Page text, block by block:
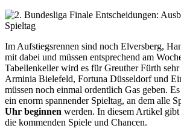
Im Aufstiegsrennen sind noch Elversberg,
mit dabei und müssen entsprechend am
Tabellenkeller wird es für Greuther Fürth sehr
Arminia Bielefeld, Fortuna Düsseldorf und
müssen noch einmal ordentlich Gas geben.
ein enorm spannender Spieltag, an dem alle
Uhr beginnen werden. In diesem Artikel
die kommenden Spiele und Chancen.